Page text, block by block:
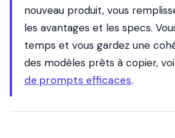
nouveau produit, vous
les avantages et les specs.
temps et vous gardez une
des modèles prêts à copier,
de prompts efficaces.